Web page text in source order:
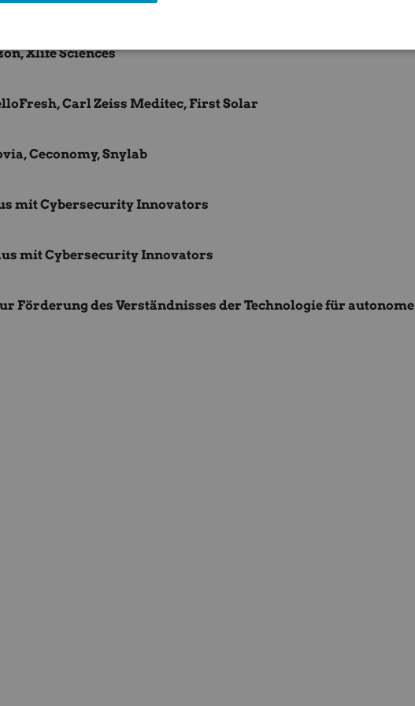
Xlife Sciences
Carl Zeiss Meditec, First Solar
Ceconomy, Snylab
mit Cybersecurity Innovators
mit Cybersecurity Innovators
Förderung des Verständnisses der Technologie für autonome